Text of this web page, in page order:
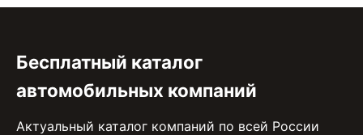
Бесплатный каталог
автомобильных компаний
Актуальный каталог компаний по всей России